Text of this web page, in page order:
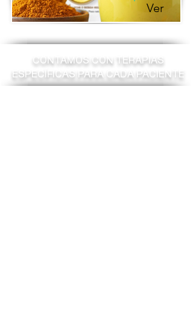
Ver
CONTAMOS CON TERAPIAS
ESPECÍFICAS PARA CADA PACIENTE